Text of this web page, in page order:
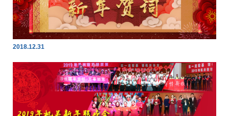
2018.12.31